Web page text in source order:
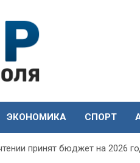
ЭКОНОМИКА СПОРТ
принят бюджет на 2026